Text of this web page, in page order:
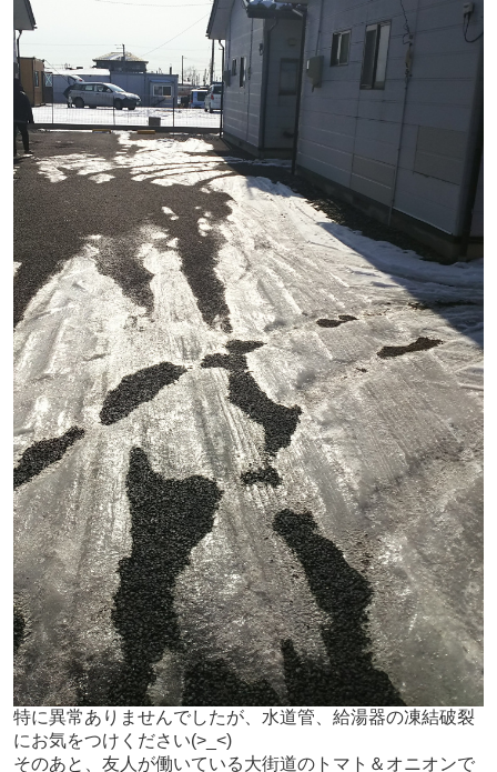
特に異常ありませんでしたが、水道管、給湯器の凍結破裂
にお気をつけください(>_<)
そのあと、友人が働いている大街道のトマト＆オニオンで